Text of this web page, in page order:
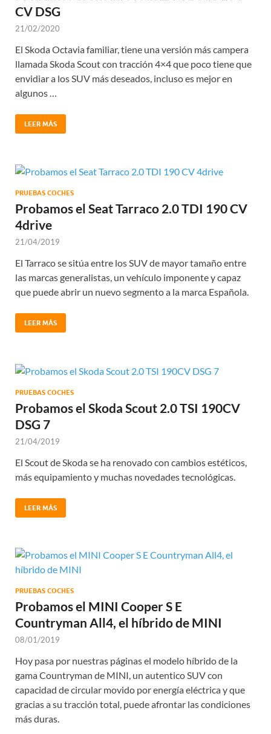
CV DSG
21/02/2020
El Skoda Octavia familiar, tiene una versión más campera
llamada Skoda Scout con tracción 4×4 que poco tiene que
envidiar a los SUV más deseados, incluso es mejor en
algunos …
LEER MÁS
PRUEBAS COCHES
Probamos el Seat Tarraco 2.0 TDI 190 CV
4drive
21/04/2019
El Tarraco se sitúa entre los SUV de mayor tamaño entre
las marcas generalistas, un vehículo imponente y capaz
que puede abrir un nuevo segmento a la marca Española.
LEER MÁS
PRUEBAS COCHES
Probamos el Skoda Scout 2.0 TSI 190CV
DSG 7
21/04/2019
El Scout de Skoda se ha renovado con cambios estéticos,
más equipamiento y muchas novedades tecnológicas.
LEER MÁS
PRUEBAS COCHES
Probamos el MINI Cooper S E
Countryman All4, el híbrido de MINI
08/01/2019
Hoy pasa por nuestras páginas el modelo híbrido de la
gama Countryman de MINI, un autentico SUV con
capacidad de circular movido por energía eléctrica y que
gracias a su tracción total, puede afrontar las condiciones
más duras.